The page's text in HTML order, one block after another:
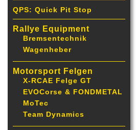
QPS: Quick Pit Stop
Rallye Equipment
Bremsentechnik
Wagenheber
Motorsport Felgen
X-RCAE Felge GT
EVOCorse & FONDMETAL
MoTec
Team Dynamics